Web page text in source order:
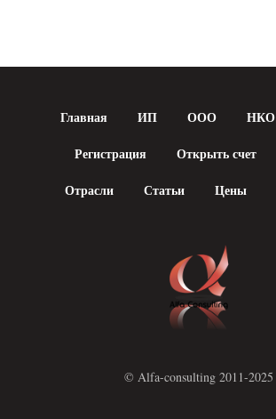
Главная ИП ООО НКО
Регистрация
Открыть счет
Отрасли
Статьи Цены
© Alfa-consulting 2011-2025